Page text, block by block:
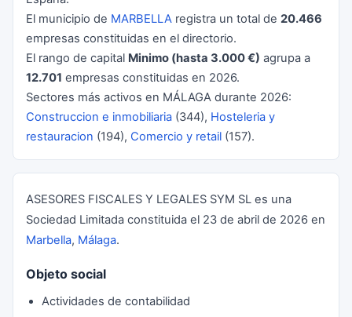
El municipio de MARBELLA registra un total de 20.466
empresas constituidas en el directorio.
El rango de capital Minimo (hasta 3.000 €) agrupa a
12.701 empresas constituidas en 2026.
Sectores más activos en MÁLAGA durante 2026:
Construccion e inmobiliaria (344), Hosteleria y
restauracion (194), Comercio y retail (157).
ASESORES FISCALES Y LEGALES SYM SL es una
Sociedad Limitada constituida el 23 de abril de 2026 en
Marbella, Málaga.
Objeto social
Actividades de contabilidad